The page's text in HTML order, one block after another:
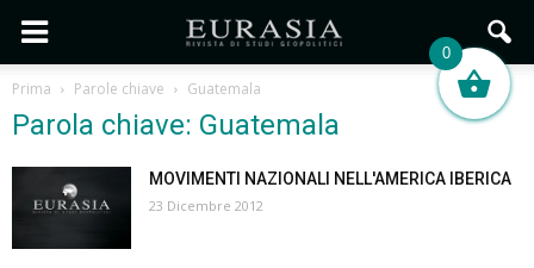
Prima Parole chiave Guatemala
Parola chiave: Guatemala
MOVIMENTI NAZIONALI NELL'AMERICA IBERICA
23 Dicembre 2012
0